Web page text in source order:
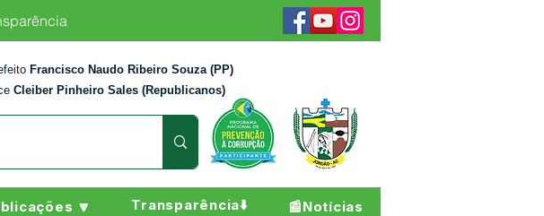
Francisco Naudo Ribeiro Souza (PP)
Cleiber Pinheiro Sales (Republicanos)
🔽 Transparência⬇️ 📰Notícias